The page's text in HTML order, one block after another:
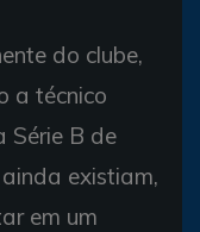
do clube,
a técnico
Série B de
existiam,
em um